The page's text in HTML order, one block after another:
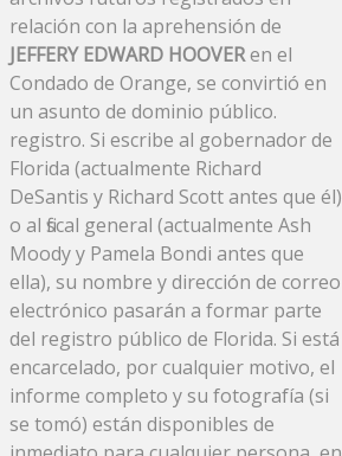
relación con la aprehensión de
JEFFERY EDWARD HOOVERen el
Condado de Orange, se convirtió en
un asunto de dominio público.
registro. Si escribe al gobernador de
Florida (actualmente Richard
DeSantis y Richard Scott antes que él)
o al fiscal general (actualmente Ash
Moody y Pamela Bondi antes que
ella), su nombre y dirección de correo
electrónico pasarán a formar parte
del registro público de Florida. Si está
encarcelado, por cualquier motivo, el
informe completo y su fotografía (si
se tomó) están disponibles de